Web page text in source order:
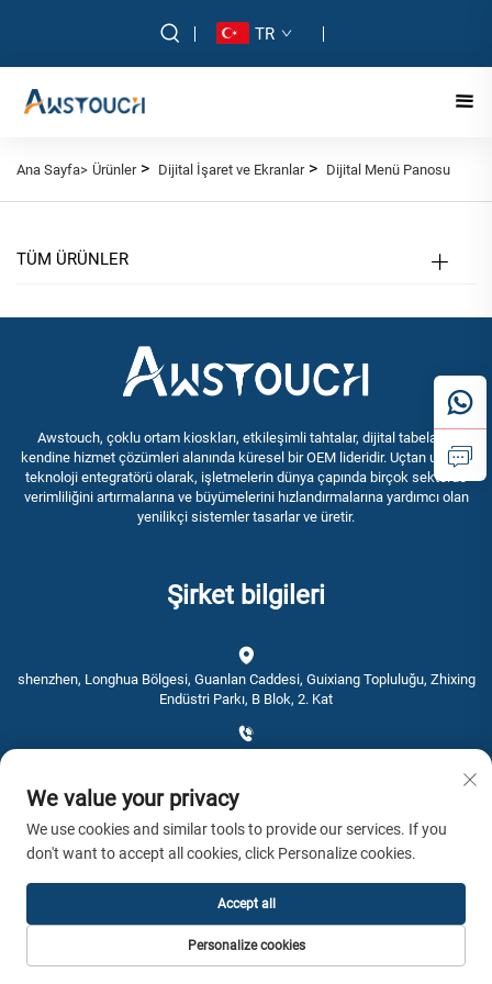
TR
Ana Sayfa> Ürünler> Dijital İşaret ve Ekranlar> Dijital Menü Panosu
TÜM ÜRÜNLER
Awstouch, çoklu ortam kioskları, etkileşimli tahtalar, dijital tabela ve
kendine hizmet çözümleri alanında küresel bir OEM lideridir. Uçtan uca bir
teknoloji entegratörü olarak, işletmelerin dünya çapında birçok sektörde
verimliliğini artırmalarına ve büyümelerini hızlandırmalarına yardımcı olan
yenilikçi sistemler tasarlar ve üretir.
Şirket bilgileri
shenzhen, Longhua Bölgesi, Guanlan Caddesi, Guixiang Topluluğu, Zhixing
Endüstri Parkı, B Blok, 2. Kat
[email protected]
Telif hakkı © 2026 AWSTOUCH. Tüm hakları saklıdır. - Gizlilik Politikası
We value your privacy
We use cookies and similar tools to provide our services. If you
don't want to accept all cookies, click Personalize cookies.
Personalize cookies
Accept all